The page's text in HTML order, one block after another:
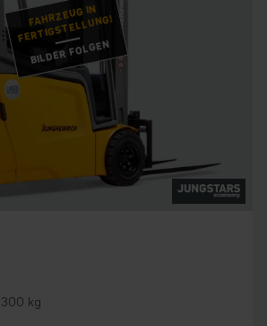
FAHRZEUG IN
FERTIGSTELLUNG!
BILDER FOLGEN
kg